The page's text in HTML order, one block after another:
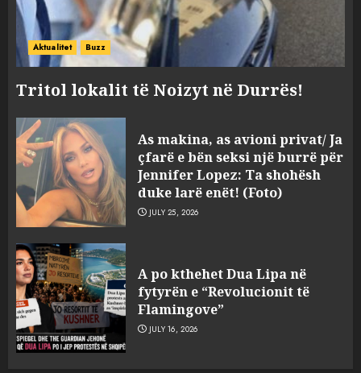
Aktualitet Buzz
Tritol lokalit të Noizyt në Durrës!
As makina, as avioni privat/ Ja
çfarë e bën seksi një burrë për
Jennifer Lopez: Ta shohësh
duke larë enët! (Foto)
JULY 25, 2026
A po kthehet Dua Lipa në
fytyrën e “Revolucionit të
Flamingove”
JULY 16, 2026
3
racist në rrjetet sociale ndaj
gazetarit grek me origjinë
shqiptare: Je mysafir këtu,
nuk duhet të flasësh!